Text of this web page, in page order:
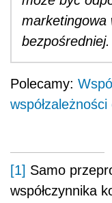
marketingowa
bezpośredniej.
Polecamy:
współzależności
[1] Samo
współczynnika